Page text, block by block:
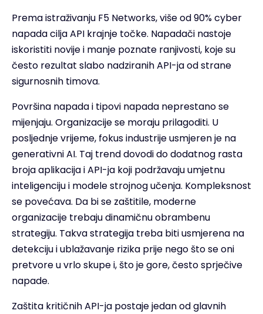
Prema istraživanju F5 Networks, više od 90% cyber
napada cilja API krajnje točke. Napadači nastoje
iskoristiti novije i manje poznate ranjivosti, koje su
često rezultat slabo nadziranih API-ja od strane
sigurnosnih timova.
Površina napada i tipovi napada neprestano se
mijenjaju. Organizacije se moraju prilagoditi. U
posljednje vrijeme, fokus industrije usmjeren je na
generativni AI. Taj trend dovodi do dodatnog rasta
broja aplikacija i API-ja koji podržavaju umjetnu
inteligenciju i modele strojnog učenja. Kompleksnost
se povećava. Da bi se zaštitile, moderne
organizacije trebaju dinamičnu obrambenu
strategiju. Takva strategija treba biti usmjerena na
detekciju i ublažavanje rizika prije nego što se oni
pretvore u vrlo skupe i, što je gore, često sprječive
napade.
Zaštita kritičnih API-ja postaje jedan od glavnih